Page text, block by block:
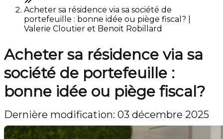
Acheter sa résidence via sa société de
portefeuille : bonne idée ou piège fiscal? |
Valerie Cloutier et Benoit Robillard
Acheter sa résidence via sa
société de portefeuille :
bonne idée ou piège fiscal?
Dernière modification: 03 décembre 2025